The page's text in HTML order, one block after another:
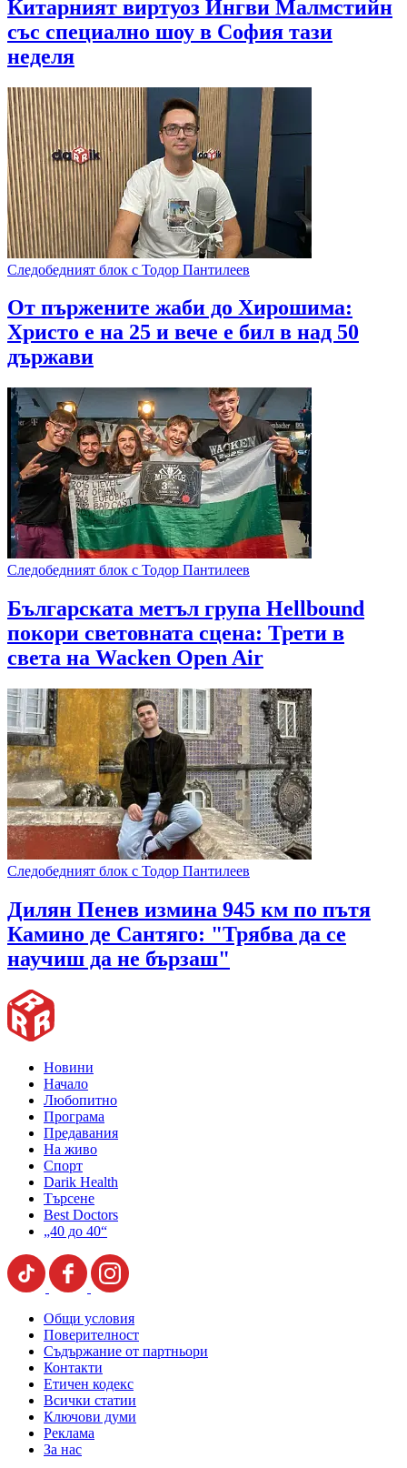
Китарният виртуоз Ингви Малмстийн
със специално шоу в София тази
неделя
Следобедният блок с Тодор Пантилеев
От пържените жаби до Хирошима:
Христо е на 25 и вече е бил в над 50
държави
Следобедният блок с Тодор Пантилеев
Българската метъл група Hellbound
покори световната сцена: Трети в
света на Wacken Open Air
Следобедният блок с Тодор Пантилеев
Дилян Пенев измина 945 км по пътя
Камино де Сантяго: "Трябва да се
научиш да не бързаш"
Новини
Начало
Любопитно
Програма
Предавания
На живо
Спорт
Darik Health
Търсене
Best Doctors
„40 до 40“
Общи условия
Поверителност
Съдържание от партньори
Контакти
Етичен кодекс
Всички статии
Ключови думи
Реклама
За нас